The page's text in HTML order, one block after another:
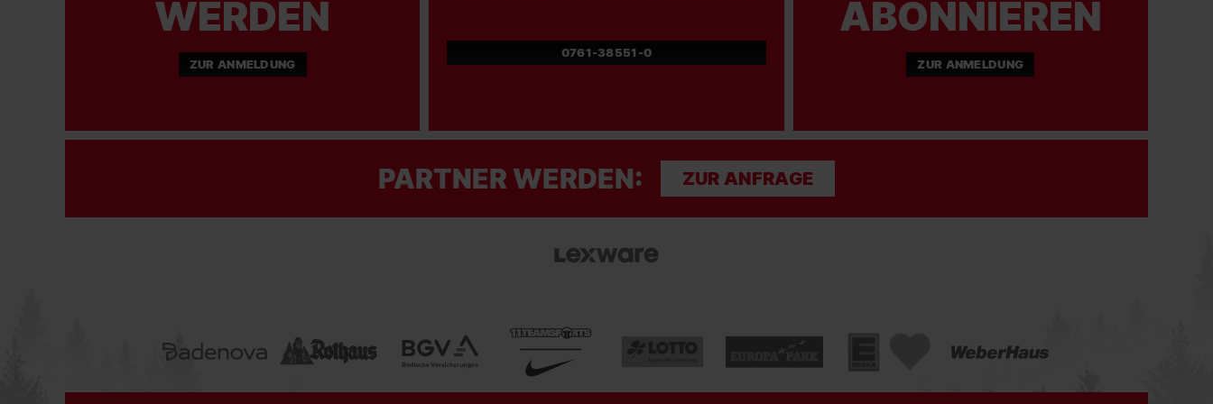
WERDEN
ZUR ANMELDUNG
0761-38551-0
ABONNIEREN
ZUR ANMELDUNG
PARTNER WERDEN: ZUR ANFRAGE